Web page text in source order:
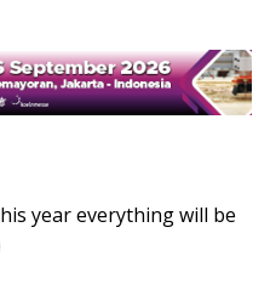
year everything will be